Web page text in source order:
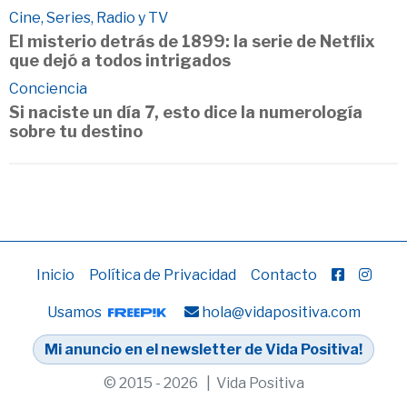
Cine, Series, Radio y TV
El misterio detrás de 1899: la serie de Netflix
que dejó a todos intrigados
Conciencia
Si naciste un día 7, esto dice la numerología
sobre tu destino
Inicio Política de Privacidad Contacto
Usamos hola@vidapositiva.com
Mi anuncio en el newsletter de Vida Positiva!
© 2015 - 2026 | Vida Positiva